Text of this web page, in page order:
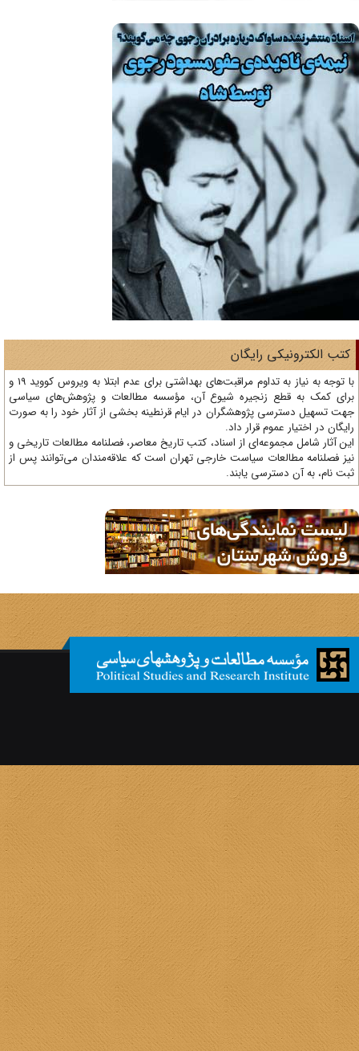
الکترونیکی رایگان
با توجه به نیاز به تداوم مراقبت‌های بهداشتی برای عدم ابتلا به ویروس کووید 19 و
کمک به قطع زنجیره شیوع آن، مؤسسه مطالعات و پژوهش‌های سیاسی
تسهیل دسترسی پژوهشگران در ایام قرنطینه بخشی از آثار خود را به صورت
در اختیار عموم قرار داد.
آثار شامل مجموعه‌ای از اسناد، کتب تاریخ معاصر، فصلنامه‌ مطالعات تاریخی و
فصلنامه مطالعات سیاست خارجی تهران است که علاقه‌مندان می‌توانند پس از
نام، به آن دسترسی یابند.